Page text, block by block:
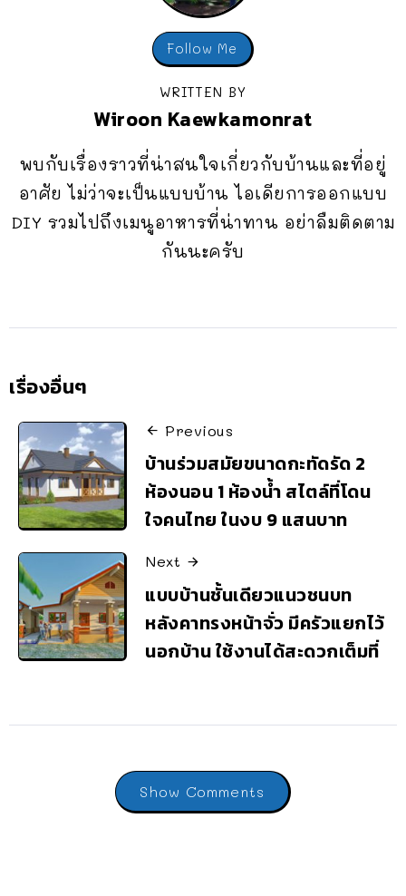
Follow Me
WRITTEN BY
Wiroon Kaewkamonrat
พบกับเรื่องราวที่น่าสนใจเกี่ยวกับบ้านและที่อยู่
อาศัย ไม่ว่าจะเป็นแบบบ้าน ไอเดียการออกแบบ
DIY รวมไปถึงเมนูอาหารที่น่าทาน อย่าลืมติดตาม
กันนะครับ
เรื่องอื่นๆ
Previous
บ้านร่วมสมัยขนาดกะทัดรัด 2
ห้องนอน 1 ห้องน้ำ สไตล์ที่โดน
ใจคนไทย ในงบ 9 แสนบาท
Next
แบบบ้านชั้นเดียวแนวชนบท
หลังคาทรงหน้าจั่ว มีครัวแยกไว้
นอกบ้าน ใช้งานได้สะดวกเต็มที่
Show Comments